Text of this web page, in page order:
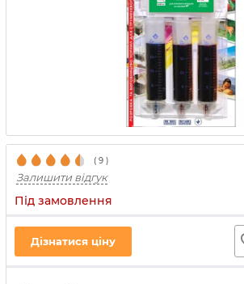
( 9 )
Залишити відгук
Під замовлення
Дізнатися ціну